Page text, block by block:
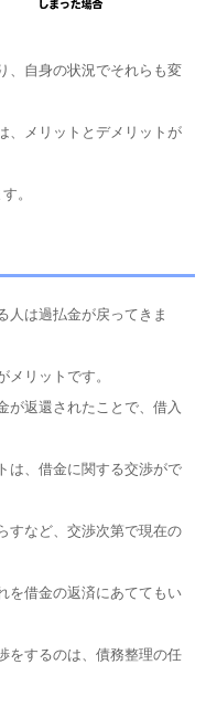
、自身の状況でそれらも変
、メリットとデメリットが
。
人は過払金が戻ってきま
リットです。
が返還されたことで、借入
は、借金に関する交渉がで
すなど、交渉次第で現在の
を借金の返済にあててもい
をするのは、債務整理の任